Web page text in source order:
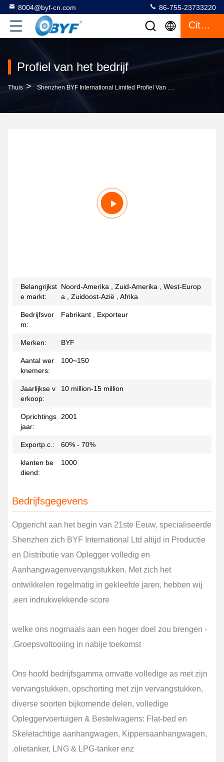
8004@byf-cn.com 86-755-23733220
Citaat
Profiel van het bedrijf
Thuis > Shenzhen BYF International Limited Profiel Van Het Bedrijf
Belangrijkst
e markt:
Noord-Amerika , Zuid-Amerika , West-Europ
a , Zuidoost-Azië , Afrika
Bedrijfsvor
m:
Fabrikant , Exporteur
Merken: BYF
Aantal wer
knemers:
100~150
Jaarlijkse v
erkoop:
10 million-15 million
Oprichtings
jaar:
2001
Exportp.c.: 60% - 70%
klanten be
diend:
1000
Bedrijfsgegevens
Opgericht aan het begin van 21ste Eeuw, specialiseerde
Shenzhen zich BYF International Ltd altijd in Productie
en Distributie van Oplegger volledig en
Aanhangwagenvervangstukken. Met zich het
ontwikkelen regelmatig in gekleefde jaren, hebben wij
een indrukwekkende score,
welke ons nogmaals aan een hoger doel zou brengen -
Groepsvoltooiing in nabije toekomst.
Ons hoofd bedrijfsgamma omvatte volledige as met zijn
vervangstukken, opschorting met zijn vervangstukken,
diverse soorten bijkomende delen, volledige
Opleggervoertuigen & Bestelwagens: Flat-bed en
Skeletachtige aanhangwagen, Kippersaanhangwagen,
olietanker, LNG & LPG-tanker enz.